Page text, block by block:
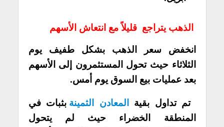
​​الذهب يتراجع قليلاً مع انتعاش الأسهم
انخفض سعر الذهب بشكل طفيف يوم
الثلاثاء حيث تحول المستثمرون إلى الأسهم
بعد عمليات بيع السوق يوم أمس.
تم تداول بقية المعادن الثمينة بثبات في
المنطقة الخضراء حيث لم يتحول